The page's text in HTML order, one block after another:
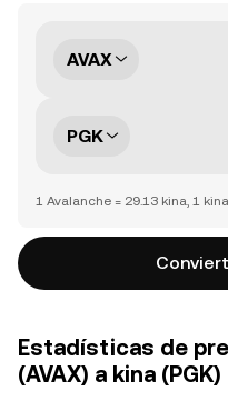
AVAX
PGK
1 Avalanche = 29.13 kina, 1
Estadísticas de
(AVAX) a kina (PGK)